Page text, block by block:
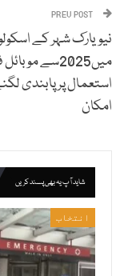
نیویارک شہر کے
میں2025سے
استعمال پر پابندی
امکان
شاید آپ یہ بھی پسند کریں
انتخاب